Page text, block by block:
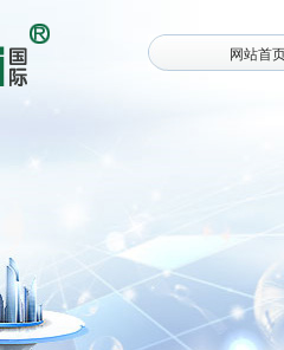
网站首